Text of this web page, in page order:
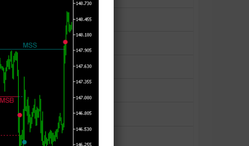
プロファイル系
ボックス
マーケットプロファイル
ローソク足
一目均衡表